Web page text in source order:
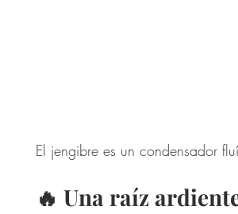
El jengibre es un condensador
🔥 Una raíz